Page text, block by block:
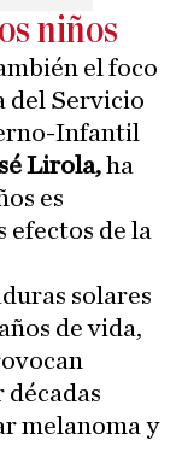
niños
el foco
del Servicio
Infantil
Lirola,ha
es
efectos de la
solares
de vida,
melanoma y